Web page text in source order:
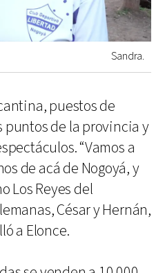
Sandra.
puestos de
de la provincia y
“Vamos a
de acá de Nogoyá, y
Los Reyes del
César y Hernán,
a Elonce.